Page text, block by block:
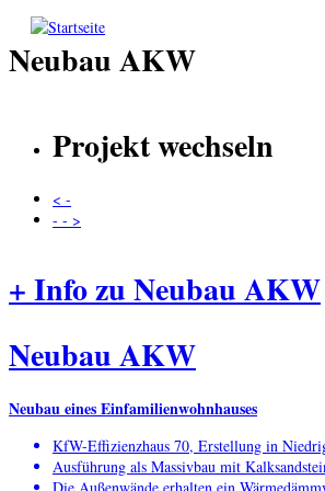
Direkt zum Inhalt
Neubau AKW
Projekt wechseln
< -
- - >
+ Info zu Neubau AKW
Neubau AKW
Neubau eines Einfamilienwohnhauses
KfW-Effizienzhaus 70, Erstellung in
Ausführung als Massivbau mit